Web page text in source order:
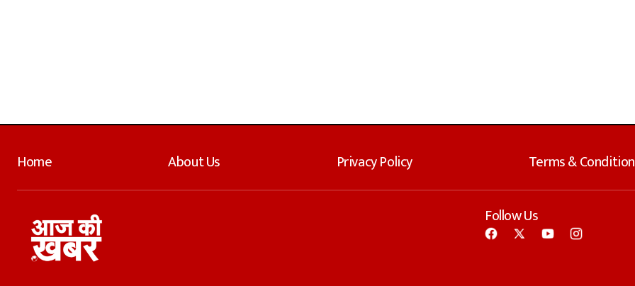
Home About Us Privacy Policy Terms &
Follow Us